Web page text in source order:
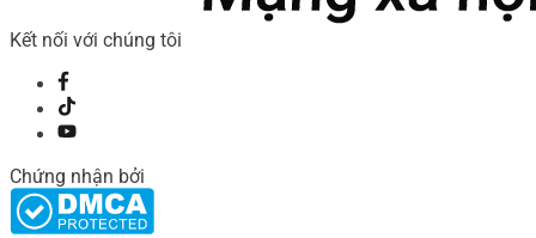
Kết nối với chúng tôi
Chứng nhận bởi